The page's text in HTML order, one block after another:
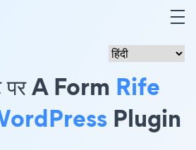
पर A Form Rife
Plugin